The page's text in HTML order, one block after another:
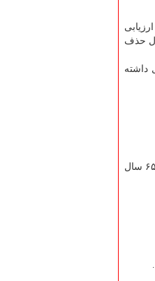
به ارزیابی
به گسترش کووید ۱۹ با وجود اینکه انتقال جهانی کووید ۱۹ در حال حذف
داشته
سایز اجتماعات گسترده که بهتر است با انجام مسابقات پشت درهای بسته میزان انتقال کاهش پیدا کند حضور افراد با خطر بالا( افراد ای ۶۵ سال